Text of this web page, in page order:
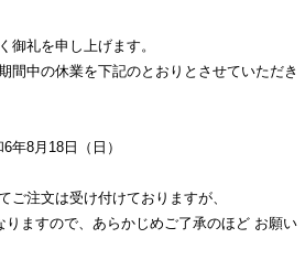
御礼を申し上げます。
間中の休業を下記のとおりとさせていただき
年8月18日（日）
ご注文は受け付けておりますが、
りますので、あらかじめご了承のほど お願い